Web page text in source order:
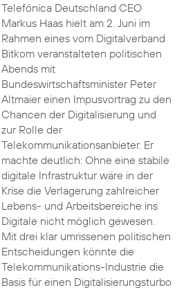
Telefónica Deutschland CEO
Markus Haas hielt am 2. Juni im
Rahmen eines vom Digitalverband
Bitkom veranstalteten politischen
Abends mit
Bundeswirtschaftsminister Peter
Altmaier einen Impusvortrag zu den
Chancen der Digitalisierung und
zur Rolle der
Telekommunikationsanbieter. Er
machte deutlich: Ohne eine stabile
digitale Infrastruktur wäre in der
Krise die Verlagerung zahlreicher
Lebens- und Arbeitsbereiche ins
Digitale nicht möglich gewesen.
Mit drei klar umrissenen politischen
Entscheidungen könnte die
Telekommunikations-Industrie die
Basis für einen Digitalisierungsturbo